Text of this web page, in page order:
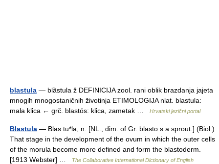
blastula — blȁstula ž DEFINICIJA zool. rani oblik brazdanja jajeta
mnogih mnogostaničnih životinja ETIMOLOGIJA nlat. blastula:
mala klica ← grč. blastós: klica, zametak …
Hrvatski jezični portal
Blastula — Blas tu*la, n. [NL., dim. of Gr. blasto s a sprout.] (Biol.)
That stage in the development of the ovum in which the outer cells
of the morula become more defined and form the blastoderm.
[1913 Webster] …
The Collaborative International Dictionary of English